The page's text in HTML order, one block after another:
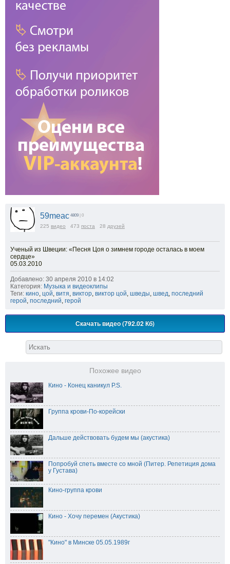
59meac 4809 | 0
225 видео 473 поста 28 друзей
Ученый из Швеции: «Песня Цоя о зимнем городе осталась в моем
сердце»
05.03.2010
Добавлено: 30 апреля 2010 в 14:02
Категория: Музыка и видеоклипы
Теги: кино цой витя виктор виктор цой шведы швед последний
герой последний герой
Скачать видео (792.02 Кб)
Похожее видео
Кино - Конец каникул P.S.
Группа крови-По-корейски
Дальше действовать будем мы (акустика)
Попробуй спеть вместе со мной (Питер. Репетиция дома
у Густава)
Кино-группа крови
Кино - Хочу перемен (Акустика)
"Кино" в Минске 05.05.1989г